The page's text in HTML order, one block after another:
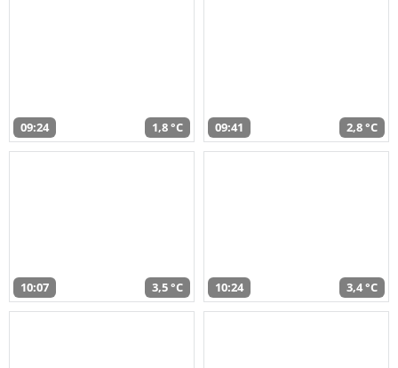
09:24 1,8 °C 09:41 2,8 °C
10:07 3,5 °C 10:24 3,4 °C